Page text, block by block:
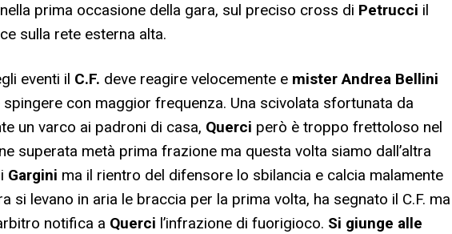
prima occasione della gara, sul preciso cross di Petrucci il
sulla rete esterna alta.
eventi il C.F. deve reagire velocemente e mister Andrea Bellini
con maggior frequenza. Una scivolata sfortunata da
un varco ai padroni di casa, Querci però è troppo frettoloso nel
superata metà prima frazione ma questa volta siamo dall’altra
Gargini ma il rientro del difensore lo sbilancia e calcia malamente
si levano in aria le braccia per la prima volta, ha segnato il C.F. ma
notifica a Querci l’infrazione di fuorigioco. Si giunge alle